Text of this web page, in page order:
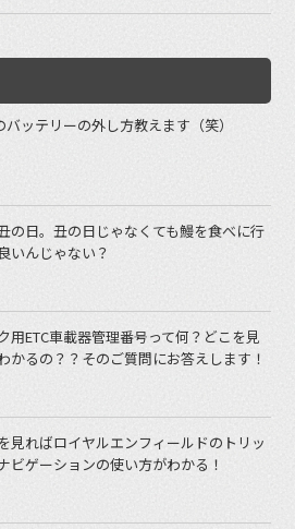
バッテリーの外し方教えます（笑）
の日。丑の日じゃなくても鰻を食べに行
いんじゃない？
用ETC車載器管理番号って何？どこを見
かるの？？そのご質問にお答えします！
見ればロイヤルエンフィールドのトリッ
ビゲーションの使い方がわかる！